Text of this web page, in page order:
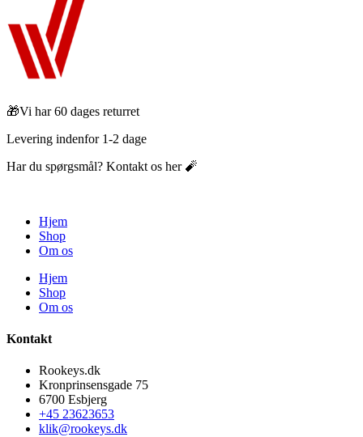
🎁Vi har 60 dages returret
Levering indenfor 1-2 dage
Har du spørgsmål? Kontakt os her 🧨
Hjem
Shop
Om os
Hjem
Shop
Om os
Kontakt
Rookeys.dk
Kronprinsensgade 75
6700 Esbjerg
+45 23623653
klik@rookeys.dk